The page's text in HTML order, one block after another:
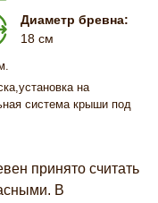
Диаметр бревна:
18 см
на
система крыши под
принято считать
В